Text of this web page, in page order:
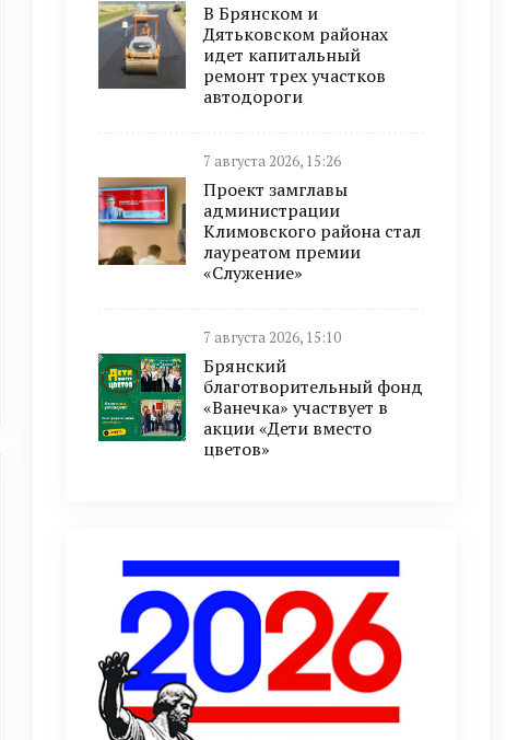
В Брянском и
Дятьковском районах
идет капитальный
ремонт трех участков
автодороги
7 августа 2026, 15:26
Проект замглавы
администрации
Климовского района стал
лауреатом премии
«Служение»
7 августа 2026, 15:10
Брянский
благотворительный фонд
«Ванечка» участвует в
акции «Дети вместо
цветов»